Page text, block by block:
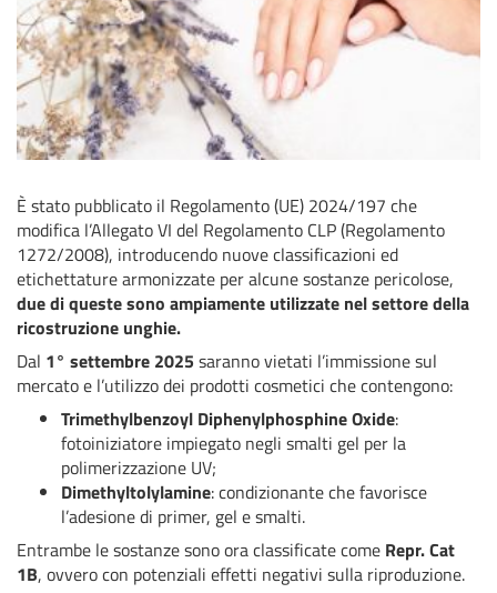
È stato pubblicato il Regolamento (UE) 2024/197 che
modifica l’Allegato VI del Regolamento CLP (Regolamento
1272/2008), introducendo nuove classificazioni ed
etichettature armonizzate per alcune sostanze pericolose,
due di queste sono ampiamente utilizzate nel settore della
ricostruzione unghie.
Dal 1° settembre 2025saranno vietati l’immissione sul
mercato e l’utilizzo dei prodotti cosmetici che contengono:
Trimethylbenzoyl Diphenylphosphine Oxide:
fotoiniziatore impiegato negli smalti gel per la
polimerizzazione UV;
Dimethyltolylamine: condizionante che favorisce
l’adesione di primer, gel e smalti.
Entrambe le sostanze sono ora classificate come Repr. Cat
1B, ovvero con potenziali effetti negativi sulla riproduzione.